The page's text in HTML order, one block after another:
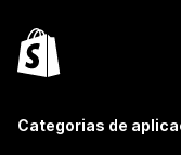
Categorias de